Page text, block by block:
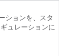
ションを、スタ
ュレーションに